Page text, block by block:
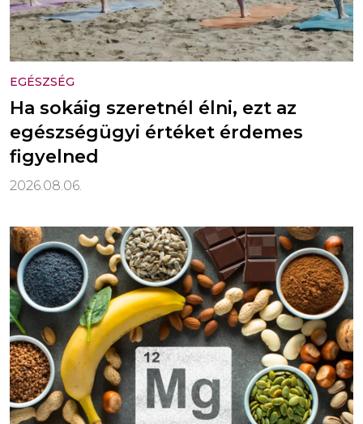
EGÉSZSÉG
Ha sokáig szeretnél élni, ezt az
egészségügyi értéket érdemes
figyelned
2026.08.06.